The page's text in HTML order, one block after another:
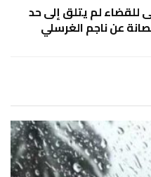
لم يتلق إلى حد
عن ناجم الغرسلي